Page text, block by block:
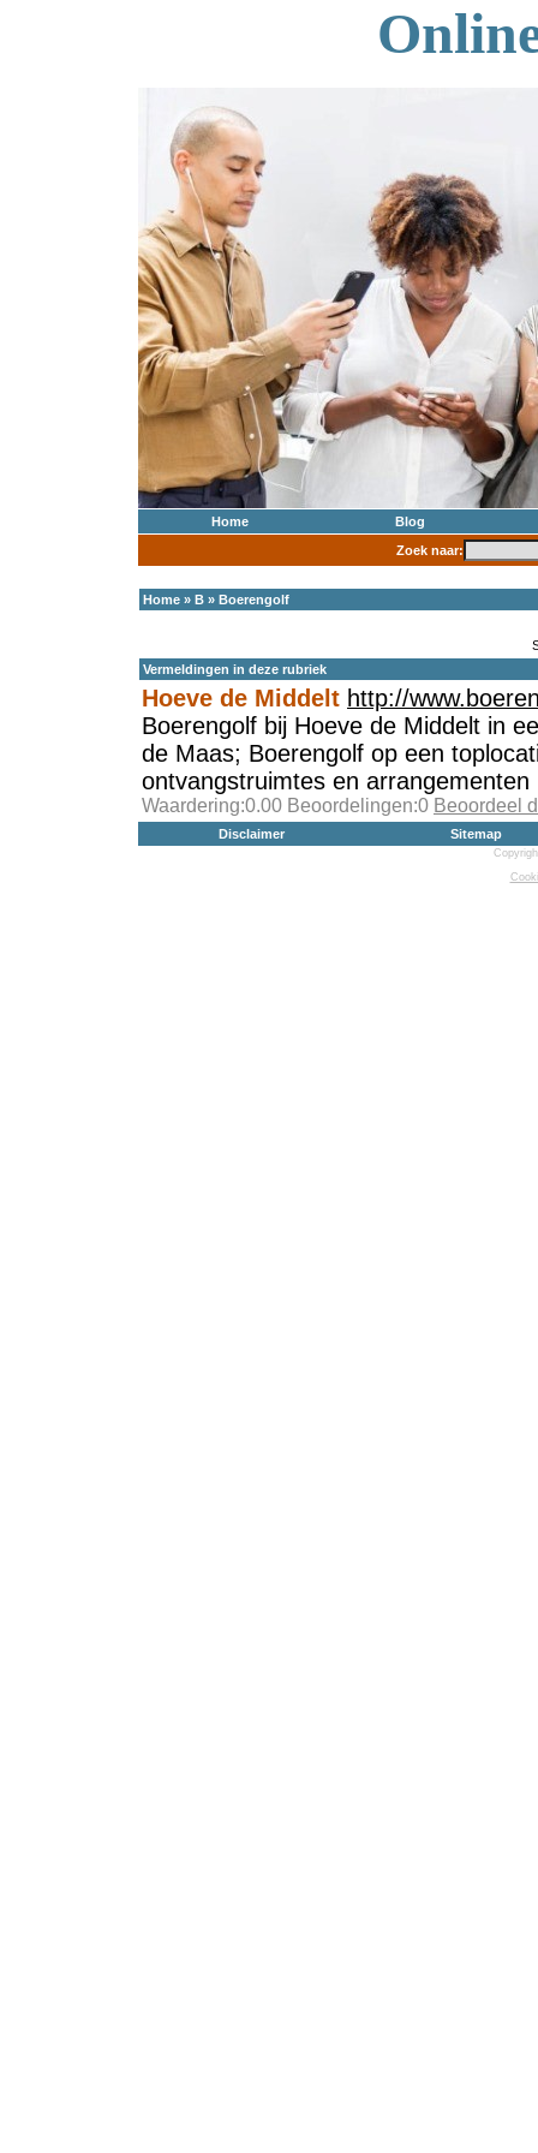
Home
Blog
Zoek naar:
Home » B » Boerengolf
Vermeldingen in deze rubriek
Hoeve de Middelt http://
Boerengolf bij Hoeve de Middelt in
de Maas; Boerengolf op een
ontvangstruimtes en arrangementen
Waardering:0.00 Beoordelingen:0 Beoordeel
Disclaimer Sitemap